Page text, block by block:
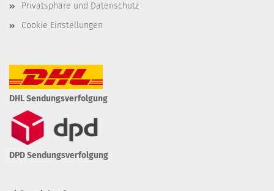
Privatsphäre und Datenschutz
Cookie Einstellungen
DHL Sendungsverfolgung
DPD Sendungsverfolgung